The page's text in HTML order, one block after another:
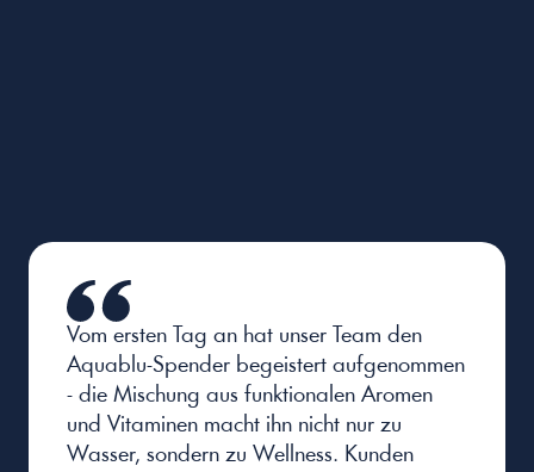
Vom ersten Tag an hat unser Team den
Aquablu-Spender begeistert aufgenommen
- die Mischung aus funktionalen Aromen
und Vitaminen macht ihn nicht nur zu
Wasser, sondern zu Wellness. Kunden